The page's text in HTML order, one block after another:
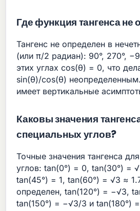
Где функция тангенса не
Тангенс не определен в
(или π/2 радиан): 90°, 270°,
этих углах cos(θ) = 0, что
sin(θ)/cos(θ)
имеет вертикальные
Каковы значения
специальных углов?
Точные значения тангенса
углов: tan(0°) = 0, tan(30°) =
tan(45°) = 1, tan(60°) = √3 ≈
определен, tan(120°) = −√3,
tan(150°) = −√3/3 и tan(180°)